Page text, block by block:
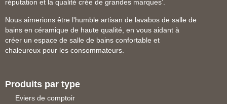
réputation et la qualité crée de grandes marques’.
Nous aimerions être l'humble artisan de lavabos de salle de
bains en céramique de haute qualité, en vous aidant à
créer un espace de salle de bains confortable et
chaleureux pour les consommateurs.
Produits par type
Eviers de comptoir